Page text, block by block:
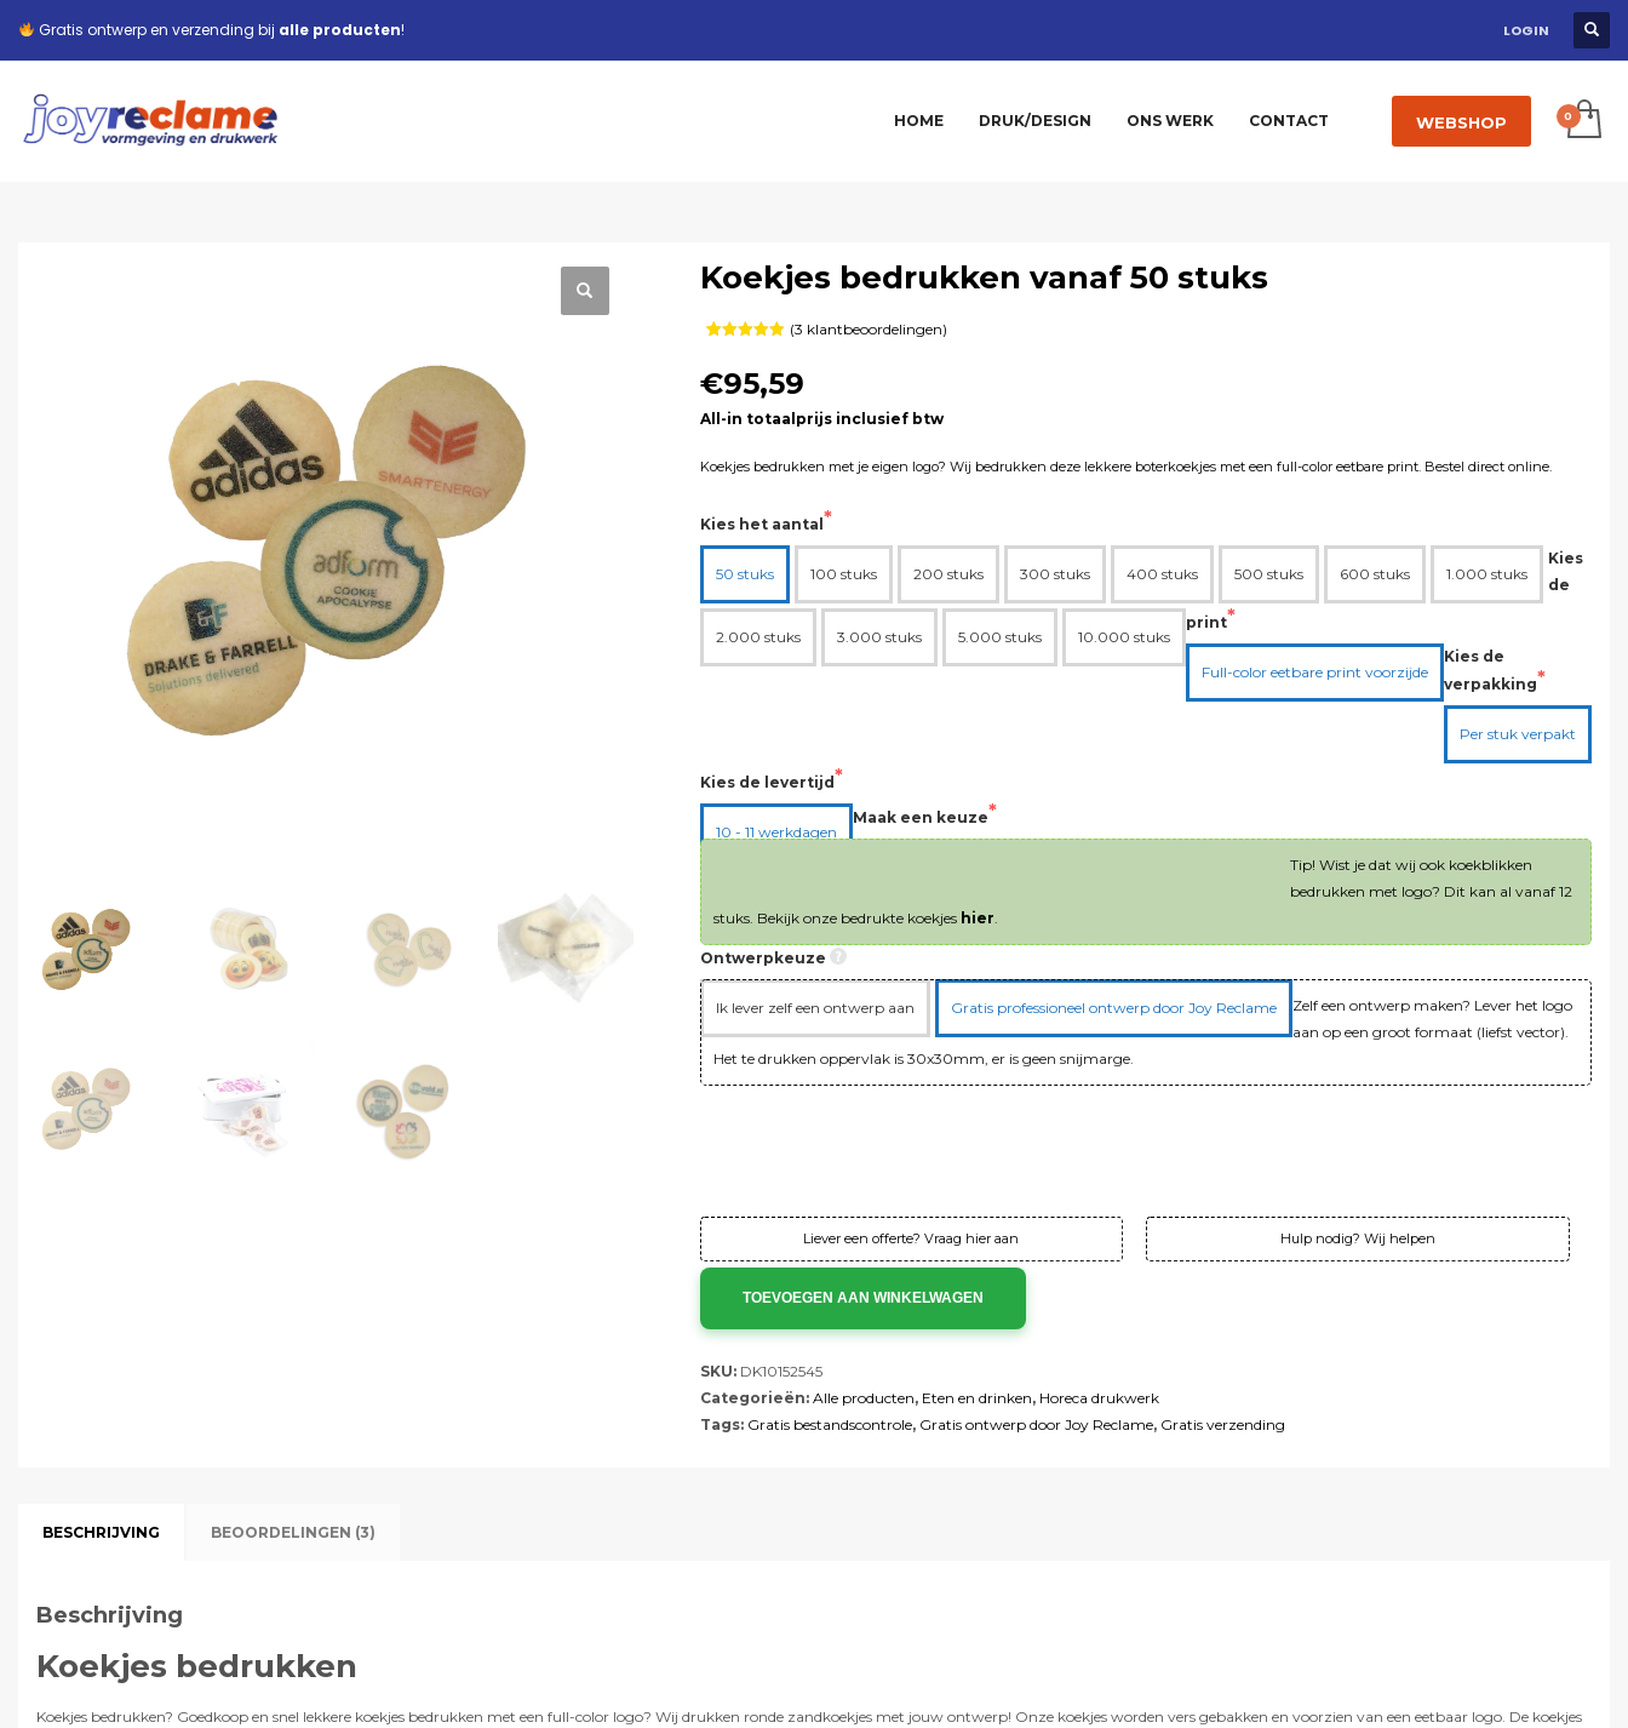
Gratis ontwerp en verzending bij alle producten! LOGIN
HOME DRUK/DESIGN ONS WERK CONTACT WEBSHOP
Koekjes bedrukken vanaf 50 stuks
gebaseerd
opklant
waarderingen
(3 klantbeoordelingen)
€95,59
All-in totaalprijs inclusief btw
Koekjes bedrukken met je eigen logo? Wij bedrukken deze lekkere boterkoekjes met een full-color eetbare print. Bestel direct online.
Kies het aantal
50 stuks 100 stuks 200 stuks 300 stuks 400 stuks 500 stuks 600 stuks 1.000 stuks
2.000 stuks 3.000 stuks 5.000 stuks 10.000 stuks
Kies
de
print
Full-color eetbare print voorzijde
Kies de
verpakking
Per stuk verpakt
Kies de levertijd
10 - 11 werkdagen
Maak een keuze
Tip! Wist je dat wij ook koekblikken
bedrukken met logo? Dit kan al vanaf 12
stuks. Bekijk onze bedrukte koekjes hier.
Ontwerpkeuze
Ik lever zelf een ontwerp aan Gratis professioneel ontwerp door Joy Reclame
Zelf een ontwerp maken? Lever het logo
aan op een groot formaat (liefst vector).
Het te drukken oppervlak is 30x30mm, er is geen snijmarge.
Liever een offerte? Vraag hier aan Hulp nodig? Wij helpen
TOEVOEGEN AAN WINKELWAGEN
SKU: DK10152545
Categorieën: Alle producten, Eten en drinken, Horeca drukwerk
Tags: Gratis bestandscontrole, Gratis ontwerp door Joy Reclame, Gratis verzending
BESCHRIJVING BEOORDELINGEN (3)
Beschrijving
Koekjes bedrukken
Koekjes bedrukken? Goedkoop en snel lekkere koekjes bedrukken met een full-color logo? Wij drukken ronde zandkoekjes met jouw ontwerp! Onze koekjes worden vers gebakken en voorzien van een eetbaar logo. De koekjes